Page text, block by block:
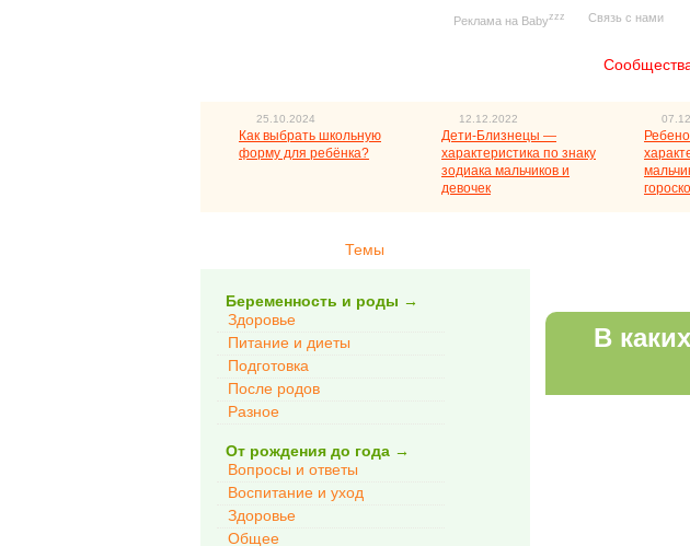
Реклама на Babyzzz Связь с нами
25.10.2024
Как выбрать школьную
форму для ребёнка?
12.12.2022
Дети-Близнецы —
характеристика по знаку
зодиака мальчиков и
девочек
Темы
Беременность и роды →
Здоровье
Питание и диеты
Подготовка
После родов
Разное
От рождения до года →
Вопросы и ответы
Воспитание и уход
Здоровье
Общее
В